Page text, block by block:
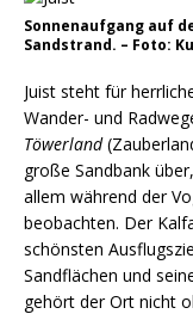
Sonnenaufgang auf
Sandstrand. – Foto:
Juist steht für
Wander- und
Töwerland
große Sandbank
allem während der
beobachten. Der
schönsten
Sandflächen und
gehört der Ort nicht